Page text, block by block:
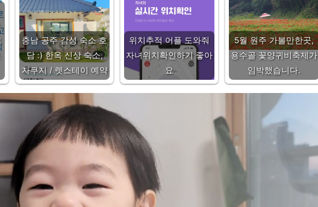
충남 공주 감성 숙소 호
담 :) 한옥 신상 숙소,
자쿠지 / 렛스테이 예약
위치추적 어플 도와줘
자녀위치확인하기 좋아
요
5월 원주 가볼만한곳,
용수골 꽃양귀비축제가
임박했습니다.